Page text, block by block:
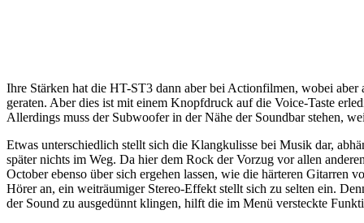
Ihre Stärken hat die HT-ST3 dann aber bei Actionfilmen, wobei
geraten. Aber dies ist mit einem Knopfdruck auf die Voice-Taste
Allerdings muss der Subwoofer in der Nähe der Soundbar stehen,
Etwas unterschiedlich stellt sich die Klangkulisse bei Musik dar,
später nichts im Weg. Da hier dem Rock der Vorzug vor allen
October ebenso über sich ergehen lassen, wie die härteren
Hörer an, ein weiträumiger Stereo-Effekt stellt sich zu selten ein.
der Sound zu ausgedünnt klingen, hilft die im Menü versteckte